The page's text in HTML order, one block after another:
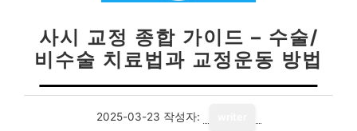
사시 교정 종합 가이드 – 수술/
비수술 치료법과 교정운동 방법
2025-03-23 작성자: